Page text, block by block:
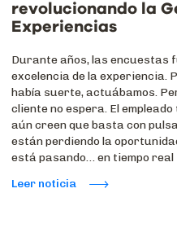
revolucionando la
Experiencias
Durante años, las encuestas
excelencia de la experiencia.
había suerte, actuábamos.
cliente no espera. El
aún creen que basta con
están perdiendo la
está pasando… en tiempo real
Leer noticia